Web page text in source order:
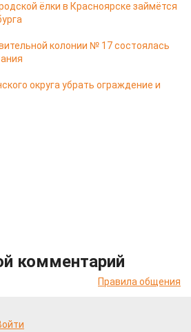
ёлки в Красноярске займётся
колонии № 17 состоялась
округа убрать ограждение и
комментарий
Правила общения